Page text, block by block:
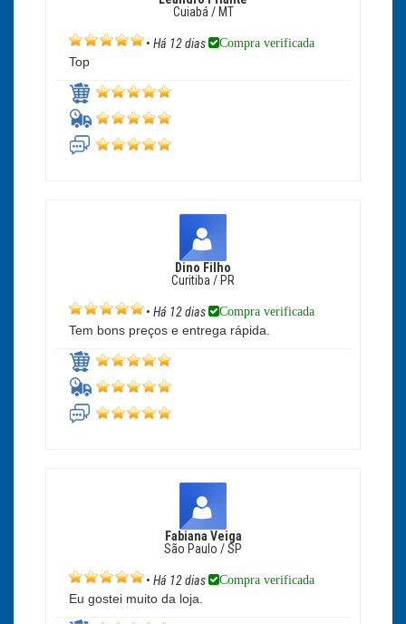
Cuiabá / MT
• Há 12 dias Compra verificada
Top
Dino Filho
Curitiba / PR
• Há 12 dias Compra verificada
Tem bons preços e entrega rápida.
Fabiana Veiga
São Paulo / SP
• Há 12 dias Compra verificada
Eu gostei muito da loja.